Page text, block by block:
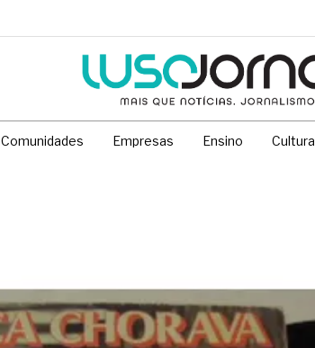
Comunidades Empresas Ensino Cultura